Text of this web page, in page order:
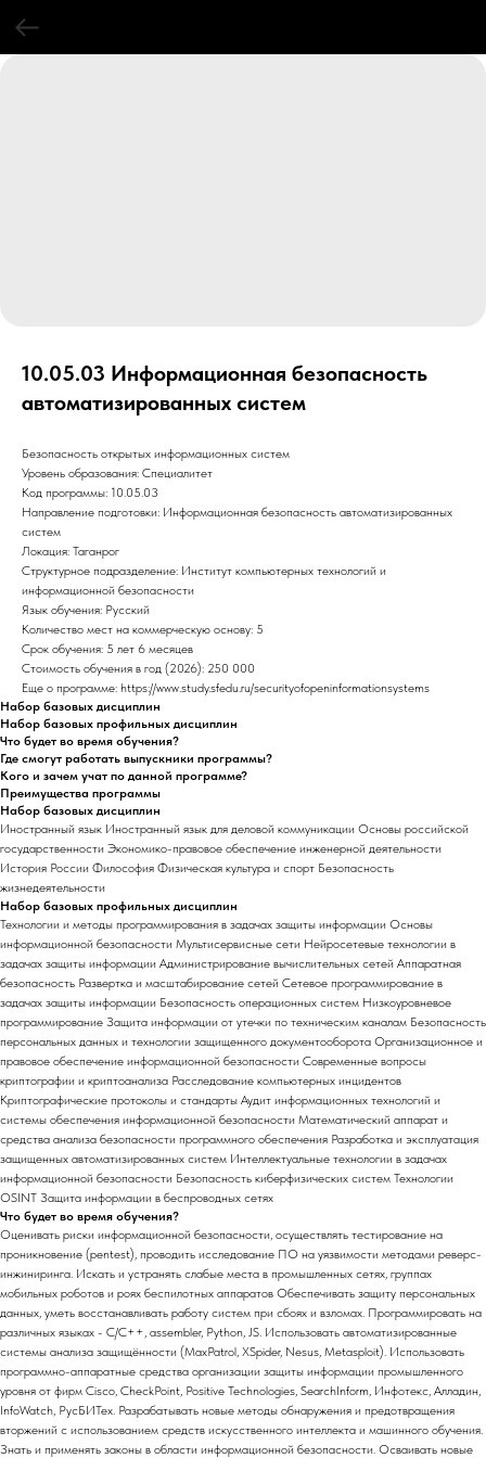
10.05.03 Информационная безопасность
автоматизированных систем
Безопасность открытых информационных систем
Уровень образования: Специалитет
Код программы: 10.05.03
Направление подготовки: Информационная безопасность автоматизированных
систем
Локация: Таганрог
Структурное подразделение: Институт компьютерных технологий и
информационной безопасности
Язык обучения: Русский
Количество мест на коммерческую основу: 5
Срок обучения: 5 лет 6 месяцев
Стоимость обучения в год (2026): 250 000
Еще о программе: https://www.study.sfedu.ru/securityofopeninformationsystems
Набор базовых дисциплин
Набор базовых профильных дисциплин
Что будет во время обучения?
Где смогут работать выпускники программы?
Кого и зачем учат по данной программе?
Преимущества программы
Набор базовых дисциплин
Иностранный язык Иностранный язык для деловой коммуникации Основы российской
государственности Экономико-правовое обеспечение инженерной деятельности
История России Философия Физическая культура и спорт Безопасность
жизнедеятельности
Набор базовых профильных дисциплин
Технологии и методы программирования в задачах защиты информации Основы
информационной безопасности Мультисервисные сети Нейросетевые технологии в
задачах защиты информации Администрирование вычислительных сетей Аппаратная
безопасность Развертка и масштабирование сетей Сетевое программирование в
задачах защиты информации Безопасность операционных систем Низкоуровневое
программирование Защита информации от утечки по техническим каналам Безопасность
персональных данных и технологии защищенного документооборота Организационное и
правовое обеспечение информационной безопасности Современные вопросы
криптографии и криптоанализа Расследование компьютерных инцидентов
Криптографические протоколы и стандарты Аудит информационных технологий и
системы обеспечения информационной безопасности Математический аппарат и
средства анализа безопасности программного обеспечения Разработка и эксплуатация
защищенных автоматизированных систем Интеллектуальные технологии в задачах
информационной безопасности Безопасность киберфизических систем Технологии
OSINT Защита информации в беспроводных сетях
Что будет во время обучения?
Оценивать риски информационной безопасности, осуществлять тестирование на
проникновение (pentest), проводить исследование ПО на уязвимости методами реверс-
инжиниринга. Искать и устранять слабые места в промышленных сетях, группах
мобильных роботов и роях беспилотных аппаратов Обеспечивать защиту персональных
данных, уметь восстанавливать работу систем при сбоях и взломах. Программировать на
различных языках - C/C++, assembler, Python, JS. Использовать автоматизированные
системы анализа защищённости (MaxPatrol, XSpider, Nesus, Metasploit). Использовать
программно-аппаратные средства организации защиты информации промышленного
уровня от фирм Cisco, CheckPoint, Positive Technologies, SearchInform, Инфотекс, Алладин,
InfoWatch, РусБИТех. Разрабатывать новые методы обнаружения и предотвращения
вторжений с использованием средств искусственного интеллекта и машинного обучения.
Знать и применять законы в области информационной безопасности. Осваивать новые